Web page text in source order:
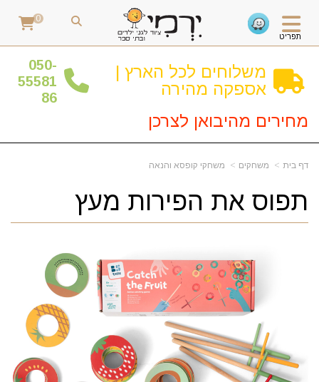
תפריט
0
משלוחים לכל הארץ |
אספקה מהירה
050-
55581
86
מחירים מהיבואן לצרכן
דף בית משחקים משחקי קופסא והנאה
תפוס את הפירות מעץ